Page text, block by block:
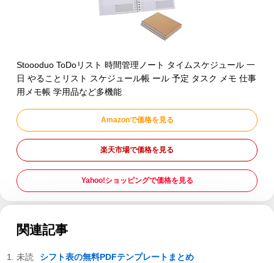
Stoooduo ToDoリスト 時間管理ノート タイムスケジュール 一
日 やることリスト スケジュール帳 ール 予定 タスク メモ 仕事
用メモ帳 学用品など多機能
Amazonで価格を見る
楽天市場で価格を見る
Yahoo!ショッピングで価格を見る
関連記事
シフト表の無料PDFテンプレートまとめ